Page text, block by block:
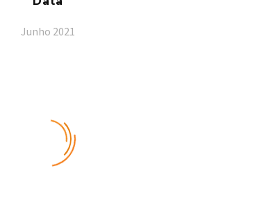
Junho 2021